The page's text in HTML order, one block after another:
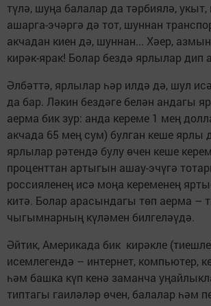
түлә, шуңа балалар да тәрбиялә,
ашарга-эчәргә дә тот, шуннан
акчадан киен дә, шуннан... Хәер,
кирәк-ярак! Болар бездә ярлылар дип
Әлбәттә, ярлылар һәр илдә дә, шул
да бар. Ләкин бездәге белән андагы
аерма бик зур: анда кереме 1 мең
акчада 65 мең сум) булган кеше ярлы
ярлылар рәтендә булу өчен кеше
проценттан артыгын ашау-эчүгә
россияленең исә моңа кеременең
китә. Болар арасындагы төп аерма –
чыгымнарның күләмен билгеләүдә.
Әйтик, Америкада бик кирәкле
исемлегендә – интернет, компьютер,
һәм башка күп кенә заманча
типтагы гаиләләр өчен, балалар һәм